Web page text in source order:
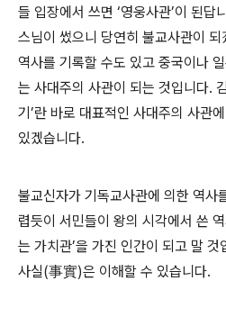
들 입장에서 쓰면 ‘영웅사관’이 된답
스님이 썼으니 당연히 불교사관이
역사를 기록할 수도 있고 중국이나
는 사대주의 사관이 되는 것입니다.
기’란 바로 대표적인 사대주의 사관
있겠습니다.
불교신자가 기독교사관에 의한 역사
렵듯이 서민들이 왕의 시각에서 쓴
는 가치관’을 가진 인간이 되고 말
사실(事實)은 이해할 수 있습니다.